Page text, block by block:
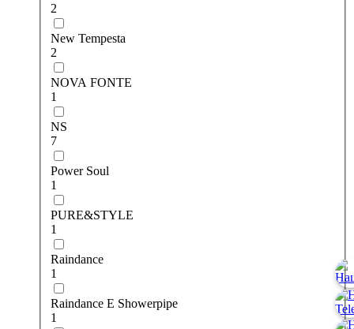
2
New Tempesta
2
NOVA FONTE
1
NS
7
Power Soul
1
PURE&STYLE
1
Raindance
1
Raindance E Showerpipe
1